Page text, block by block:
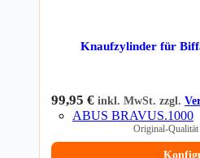
Knaufzylinder für
99,95 € inkl. MwSt. zzgl.
ABUS BRAVUS.1000
Original-Qualität